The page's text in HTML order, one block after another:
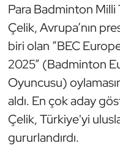
Para Badminton Milli
Çelik, Avrupa’nın
biri olan “BEC
2025” (Badminton
Oyuncusu)
aldı. En çok aday
Çelik, Türkiye'yi
gururlandırdı.
E-Spor
Eskrim
Futbol
Futsal
Genel